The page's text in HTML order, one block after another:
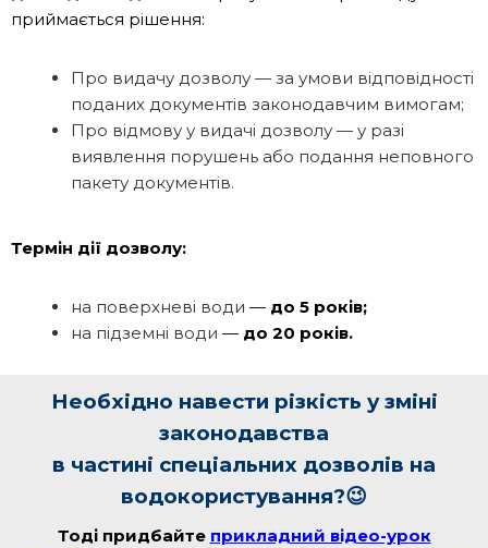
приймається рішення:
Про видачу дозволу — за умови відповідності
поданих документів законодавчим вимогам;
Про відмову у видачі дозволу — у разі
виявлення порушень або подання неповного
пакету документів.
Термін дії дозволу:
на поверхневі води — до 5 років;
на підземні води — до 20 років.
Необхідно навести різкість у зміні
законодавства
в частині спеціальних дозволів на
водокористування?😉
Тоді придбайте прикладний відео-урок